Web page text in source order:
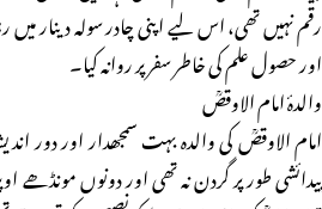
رقم نہیں تھی، اس لیے اپنی چادر سولہ دینار
اور حصول علم کی خاطر سفر پر روانہ کیا۔
والدۂ امام الاوقصؒ
امام الاوقصؒ کی والدہ بہت سمجھدار اور دور
پیدائشی طور پر گردن نہ تھی اور دونوں مونڈھے